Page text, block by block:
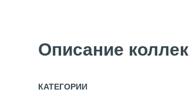
Описание
КАТЕГОРИИ